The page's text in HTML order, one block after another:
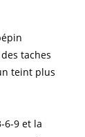
taches
teint plus
6-9 et la